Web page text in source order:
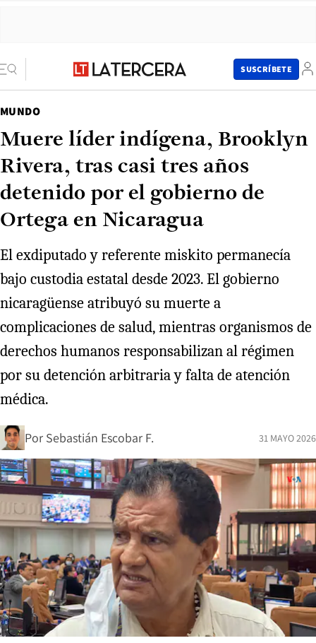
SUSCRÍBETE
MUNDO
Muere líder indígena, Brooklyn
Rivera, tras casi tres años
detenido por el gobierno de
Ortega en Nicaragua
El exdiputado y referente miskito permanecía
bajo custodia estatal desde 2023. El gobierno
nicaragüense atribuyó su muerte a
complicaciones de salud, mientras organismos de
derechos humanos responsabilizan al régimen
por su detención arbitraria y falta de atención
médica.
Por Sebastián Escobar F. 31 MAYO 2026